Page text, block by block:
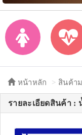
หน้าหลัก สินค้า
รายละเอียดสินค้า :